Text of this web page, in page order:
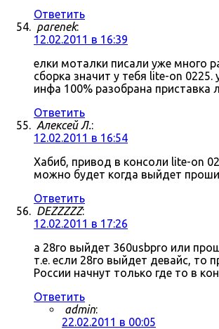
Ответить
parenek:
12.02.2011 в 16:39
елки моталки писали уже много
сборка значит у тебя lite-on 0225.
инфа 100% разобрана приставка
Ответить
Алексей Л.:
12.02.2011 в 16:54
Хабиб, привод в консоли lite-on
можно будет когда выйдет
Ответить
DEZZZZZ:
12.02.2011 в 17:26
а 28го выйдет 360usbpro или
т.е. если 28го выйдет девайс, то
России начнут только где то в
Ответить
admin:
22.02.2011 в 00:05